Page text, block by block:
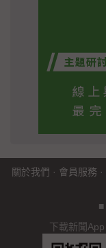
關於我們 · 會員服務 ·
■
下載新聞App